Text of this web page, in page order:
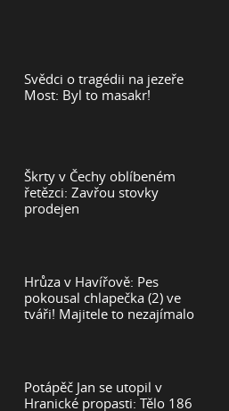
Svědci o tragédii na jezeře
Most: Byl to masakr!
Škrty v Čechy oblíbeném
řetězci: Zavřou stovky
prodejen
Hrůza v Havířově: Pes
pokousal chlapečka (2) ve
tváři! Majitele to nezajímalo
Potápěč Jan se utopil v
Hranické propasti: Tělo 186